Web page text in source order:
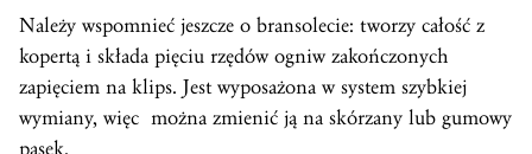
Należy wspomnieć jeszcze o bransolecie: tworzy całość z
kopertą i składa pięciu rzędów ogniw zakończonych
zapięciem na klips. Jest wyposażona w system szybkiej
wymiany, więc można zmienić ją na skórzany lub gumowy
pasek.